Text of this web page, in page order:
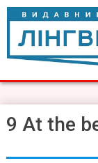
Skip
content
Видавництво
Видавництво
9 At the